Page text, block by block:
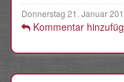
Donnerstag 21. Januar
Kommentar